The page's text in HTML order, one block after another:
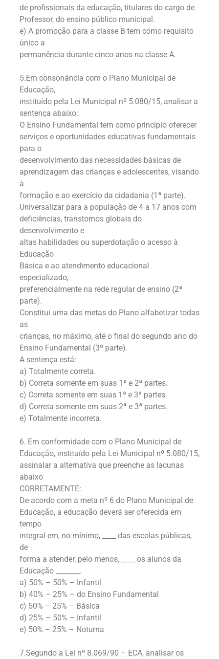
de profissionais da educação, titulares do cargo de
Professor, do ensino público municipal.
e) A promoção para a classe B tem como requisito
único a
permanência durante cinco anos na classe A.
5.Em consonância com o Plano Municipal de
Educação,
instituído pela Lei Municipal nº 5.080/15, analisar a
sentença abaixo:
O Ensino Fundamental tem como princípio oferecer
serviços e oportunidades educativas fundamentais
para o
desenvolvimento das necessidades básicas de
aprendizagem das crianças e adolescentes, visando
à
formação e ao exercício da cidadania (1ª parte).
Universalizar para a população de 4 a 17 anos com
deficiências, transtornos globais do
desenvolvimento e
altas habilidades ou superdotação o acesso à
Educação
Básica e ao atendimento educacional
especializado,
preferencialmente na rede regular de ensino (2ª
parte).
Constitui uma das metas do Plano alfabetizar todas
as
crianças, no máximo, até o final do segundo ano do
Ensino Fundamental (3ª parte).
A sentença está:
a) Totalmente correta.
b) Correta somente em suas 1ª e 2ª partes.
c) Correta somente em suas 1ª e 3ª partes.
d) Correta somente em suas 2ª e 3ª partes.
e) Totalmente incorreta.
6. Em conformidade com o Plano Municipal de
Educação, instituído pela Lei Municipal nº 5.080/15,
assinalar a alternativa que preenche as lacunas
abaixo
CORRETAMENTE:
De acordo com a meta nº 6 do Plano Municipal de
Educação, a educação deverá ser oferecida em
tempo
integral em, no mínimo, ____ das escolas públicas,
de
forma a atender, pelo menos, ____ os alunos da
Educação _______.
a) 50% – 50% – Infantil
b) 40% – 25% – do Ensino Fundamental
c) 50% – 25% – Básica
d) 25% – 50% – Infantil
e) 50% – 25% – Noturna
7.Segundo a Lei nº 8.069/90 – ECA, analisar os